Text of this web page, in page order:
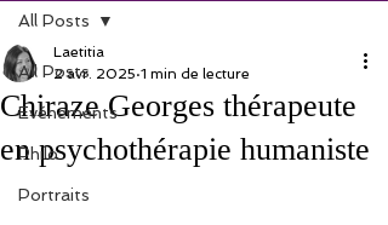
All Posts
Evénements
Philo
Portraits
All Posts
Chiraze Georges thérapeute
en psychothérapie humaniste
Laetitia
2 avr. 2025 1 min de lecture